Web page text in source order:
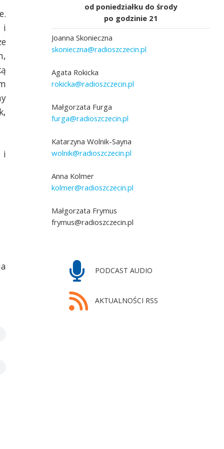
i
i
od poniedziałku do środy
po godzinie 21
Joanna Skonieczna
skonieczna@radioszczecin.pl
Agata Rokicka
rokicka@radioszczecin.pl
Małgorzata Furga
furga@radioszczecin.pl
Katarzyna Wolnik-Sayna
wolnik@radioszczecin.pl
Anna Kolmer
kolmer@radioszczecin.pl
Małgorzata Frymus
frymus@radioszczecin.pl
PODCAST AUDIO
AKTUALNOŚCI RSS